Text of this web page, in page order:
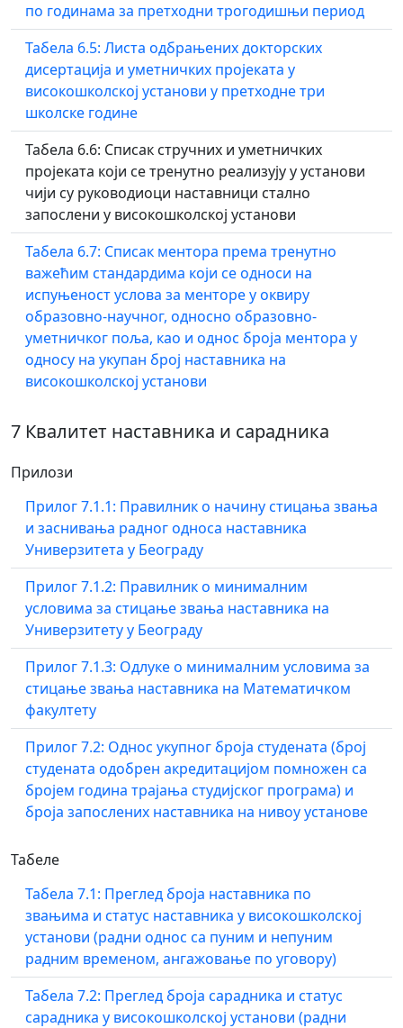
по годинама за претходни трогодишњи период
Табела 6.5: Листа одбрањених докторских
дисертација и уметничких пројеката у
високошколској установи у претходне три
школске године
Табела 6.6: Списак стручних и уметничких
пројеката који се тренутно реализују у установи
чији су руководиоци наставници стално
запослени у високошколској установи
Табела 6.7: Списак ментора према тренутно
важећим стандардима који се односи на
испуњеност услова за менторе у оквиру
образовно-научног, односно образовно-
уметничког поља, као и однос броја ментора у
односу на укупан број наставника на
високошколској установи
7 Квалитет наставника и сарадника
Прилози
Прилог 7.1.1: Правилник о начину стицања звања
и заснивања радног односа наставника
Универзитета у Београду
Прилог 7.1.2: Правилник о минималним
условима за стицање звања наставника на
Универзитету у Београду
Прилог 7.1.3: Одлуке о минималним условима за
стицање звања наставника на Математичком
факултету
Прилог 7.2: Однос укупног броја студената (број
студената одобрен акредитацијом помножен са
бројем година трајања студијског програма) и
броја запослених наставника на нивоу установе
Табеле
Табела 7.1: Преглед броја наставника по
звањима и статус наставника у високошколској
установи (радни однос са пуним и непуним
радним временом, ангажовање по уговору)
Табела 7.2: Преглед броја сарадника и статус
сарадника у високошколској установи (радни